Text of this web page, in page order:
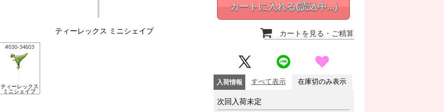
ティーレックス ミニシェイプ
#030-34603
ティーレックス
ミニシェイプ
カートに入れる(読込中...)
カートを見る ・ご精算
入荷情報 すべて表示 在庫切のみ表示
次回入荷未定